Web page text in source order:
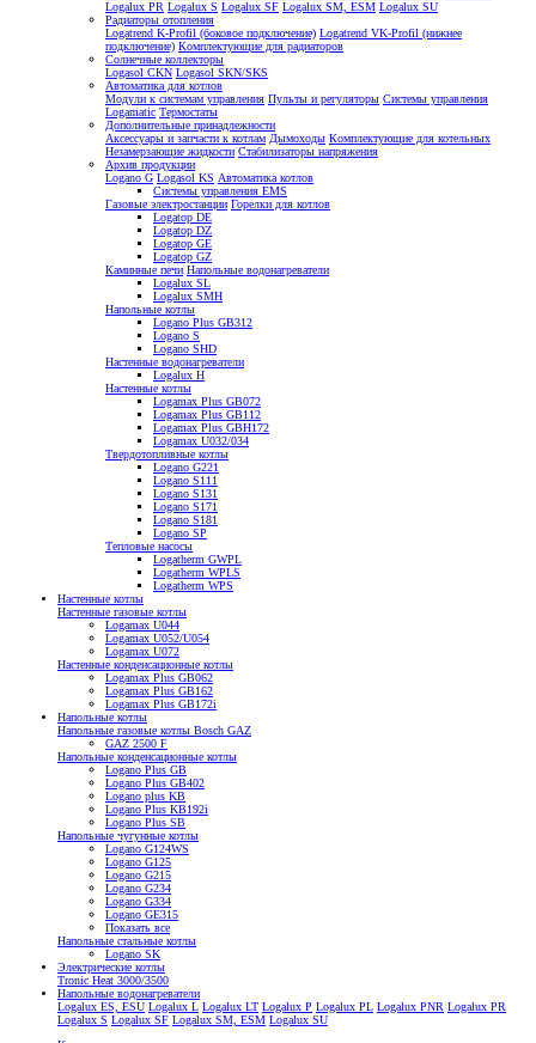
Logalux PR Logalux S Logalux SF Logalux SM, ESM Logalux SU
Радиаторы отопления
Logatrend K-Profil (боковое подключение) Logatrend VK-Profil (нижнее
подключение) Комплектующие для радиаторов
Солнечные коллекторы
Logasol CKN Logasol SKN/SKS
Автоматика для котлов
Модули к системам управления Пульты и регуляторы Системы управления
Logamatic Термостаты
Дополнительные принадлежности
Аксессуары и запчасти к котлам Дымоходы Комплектующие для котельных
Незамерзающие жидкости Стабилизаторы напряжения
Архив продукции
Logano G Logasol KS Автоматика котлов
Системы управления EMS
Газовые электростанции Горелки для котлов
Logatop DE
Logatop DZ
Logatop GE
Logatop GZ
Каминные печи Напольные водонагреватели
Logalux SL
Logalux SMH
Напольные котлы
Logano Plus GB312
Logano S
Logano SHD
Настенные водонагреватели
Logalux H
Настенные котлы
Logamax Plus GB072
Logamax Plus GB112
Logamax Plus GBH172
Logamax U032/034
Твердотопливные котлы
Logano G221
Logano S111
Logano S131
Logano S171
Logano S181
Logano SP
Тепловые насосы
Logatherm GWPL
Logatherm WPLS
Logatherm WPS
Настенные котлы
Настенные газовые котлы
Logamax U044
Logamax U052/U054
Logamax U072
Настенные конденсационные котлы
Logamax Plus GB062
Logamax Plus GB162
Logamax Plus GB172i
Напольные котлы
Напольные газовые котлы Bosch GAZ
GAZ 2500 F
Напольные конденсационные котлы
Logano Plus GB
Logano Plus GB402
Logano plus KB
Logano Plus KB192i
Logano Plus SB
Напольные чугунные котлы
Logano G124WS
Logano G125
Logano G215
Logano G234
Logano G334
Logano GE315
Показать все
Напольные стальные котлы
Logano SK
Электрические котлы
Tronic Heat 3000/3500
Напольные водонагреватели
Logalux ES, ESU Logalux L Logalux LT Logalux P Logalux PL Logalux PNR Logalux PR
Logalux S Logalux SF Logalux SM, ESM Logalux SU